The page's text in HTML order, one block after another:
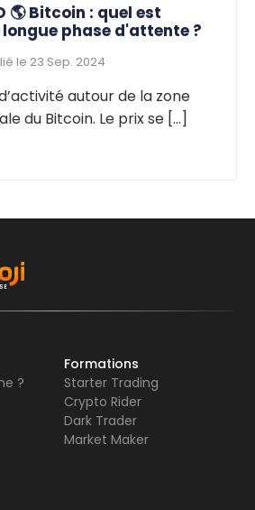
🌎 Bitcoin : quel est
phase d'attente ?
le 23 Sep. 2024
autour de la zone
du Bitcoin. Le prix se [...]
?
Formations
Starter Trading
Crypto Rider
Dark Trader
Market Maker